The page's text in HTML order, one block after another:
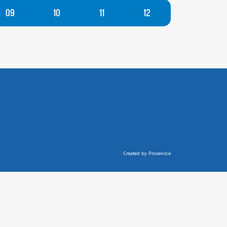
09 10 11 12
Created by Proservice